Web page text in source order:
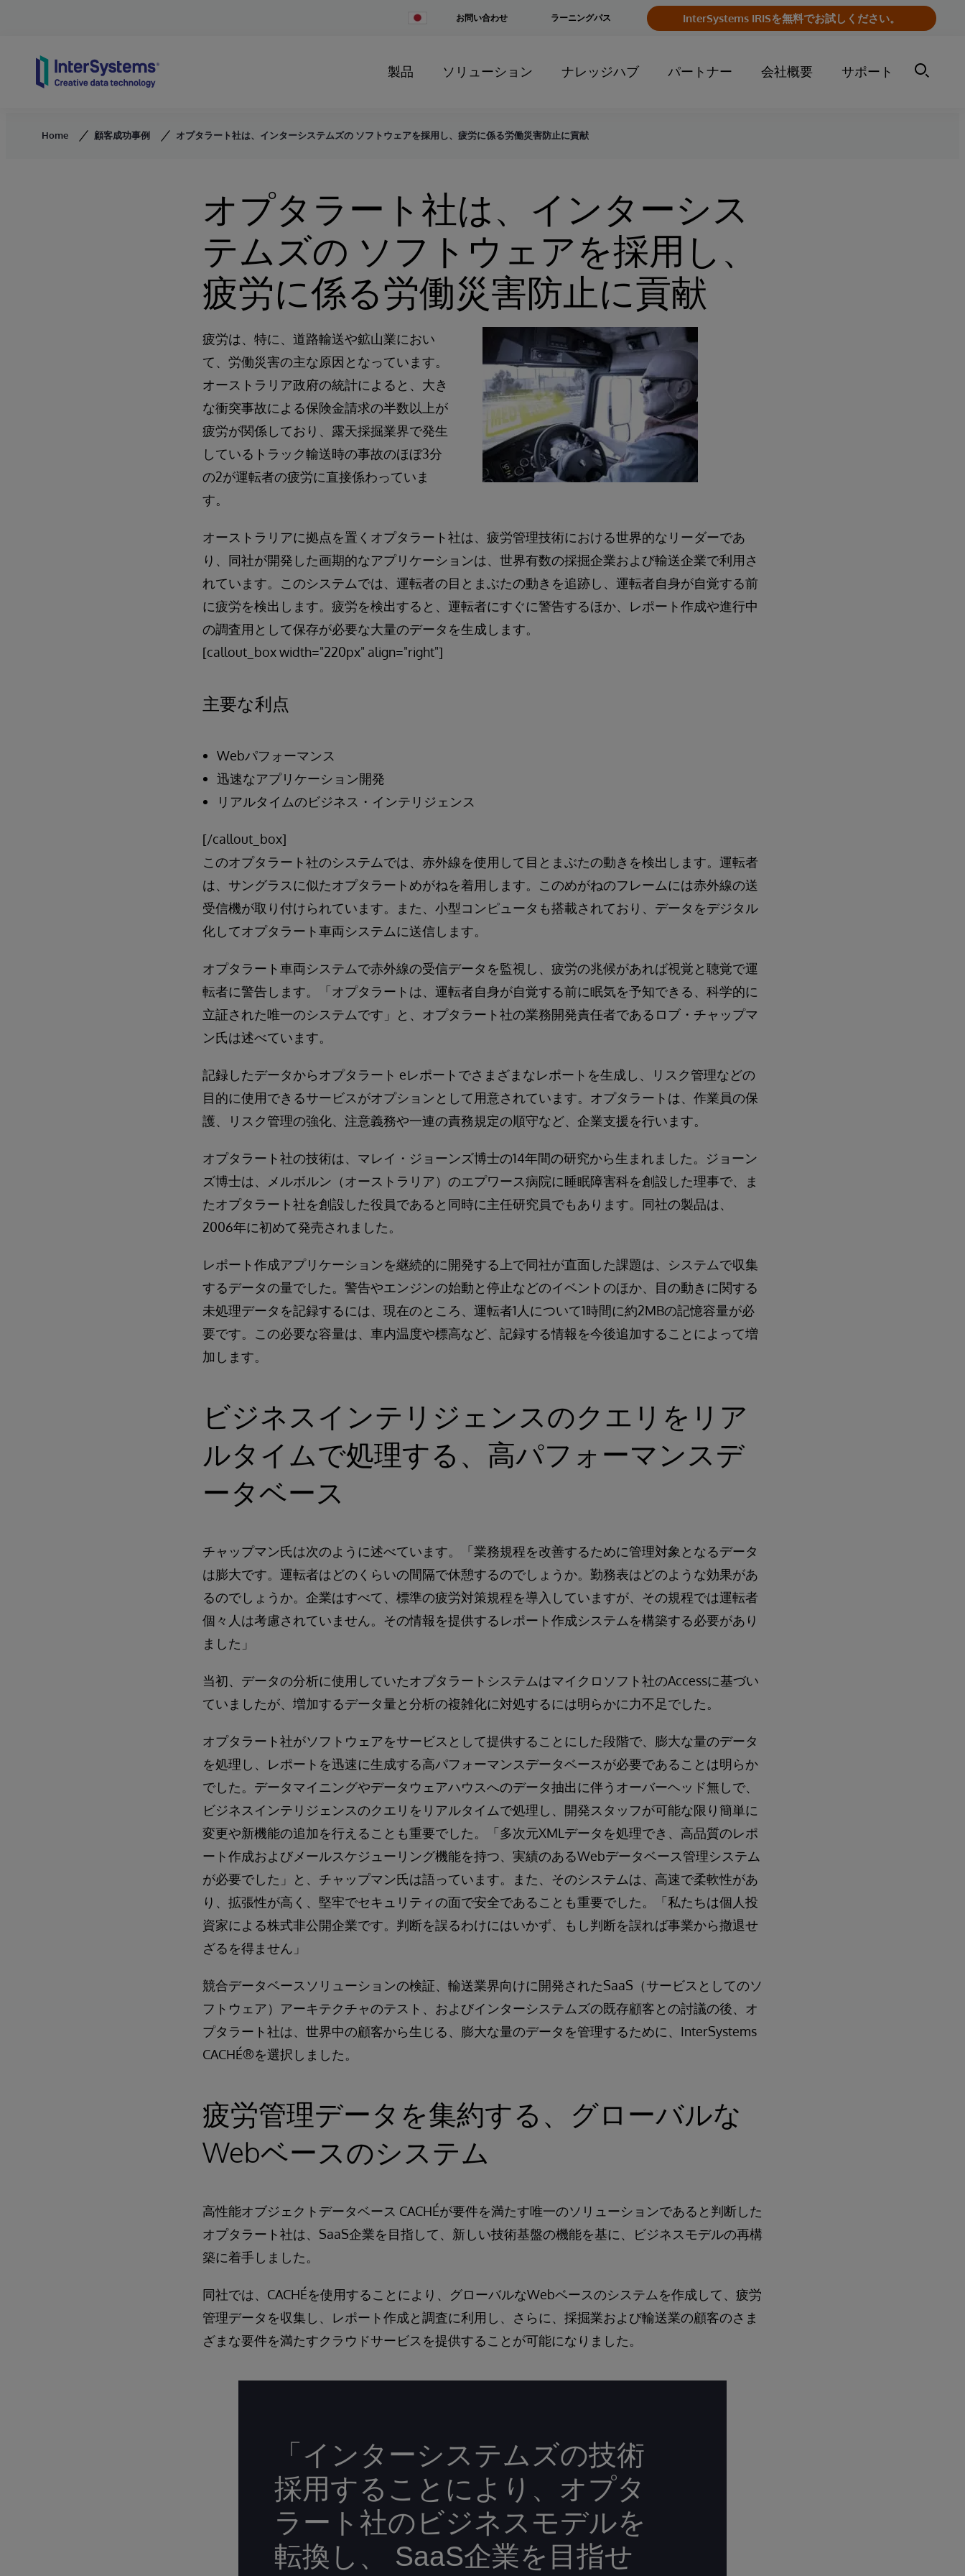
Change
お問い合わせ InterSystems IRISを無料でお試しください。
ラーニングパス
製品 ソリューション ナレッジハブ パートナー 会社概要 サポート
Home 顧客成功事例 オプタラート社は、インターシステムズの ソフトウェアを採用し、疲労に係る労働災害防止に貢献
オプタラート社は、インターシス
テムズの ソフトウェアを採用し、
疲労に係る労働災害防止に貢献
疲労は、特に、道路輸送や鉱山業におい
て、労働災害の主な原因となっています。
オーストラリア政府の統計によると、大き
な衝突事故による保険金請求の半数以上が
疲労が関係しており、露天採掘業界で発生
しているトラック輸送時の事故のほぼ3分
の2が運転者の疲労に直接係わっていま
す。
オーストラリアに拠点を置くオプタラート社は、疲労管理技術における世界的なリーダーであ
り、同社が開発した画期的なアプリケーションは、世界有数の採掘企業および輸送企業で利用さ
れています。このシステムでは、運転者の目とまぶたの動きを追跡し、運転者自身が自覚する前
に疲労を検出します。疲労を検出すると、運転者にすぐに警告するほか、レポート作成や進行中
の調査用として保存が必要な大量のデータを生成します。
[callout_box width="220px" align="right"]
主要な利点
Webパフォーマンス
迅速なアプリケーション開発
リアルタイムのビジネス・インテリジェンス
[/callout_box]
このオプタラート社のシステムでは、赤外線を使用して目とまぶたの動きを検出します。運転者
は、サングラスに似たオプタラートめがねを着用します。このめがねのフレームには赤外線の送
受信機が取り付けられています。また、小型コンピュータも搭載されており、データをデジタル
化してオプタラート車両システムに送信します。
オプタラート車両システムで赤外線の受信データを監視し、疲労の兆候があれば視覚と聴覚で運
転者に警告します。「オプタラートは、運転者自身が自覚する前に眠気を予知できる、科学的に
立証された唯一のシステムです」と、オプタラート社の業務開発責任者であるロブ・チャップマ
ン氏は述べています。
記録したデータからオプタラート eレポートでさまざまなレポートを生成し、リスク管理などの
目的に使用できるサービスがオプションとして用意されています。オプタラートは、作業員の保
護、リスク管理の強化、注意義務や一連の責務規定の順守など、企業支援を行います。
オプタラート社の技術は、マレイ・ジョーンズ博士の14年間の研究から生まれました。ジョーン
ズ博士は、メルボルン（オーストラリア）のエプワース病院に睡眠障害科を創設した理事で、ま
たオプタラート社を創設した役員であると同時に主任研究員でもあります。同社の製品は、
2006年に初めて発売されました。
レポート作成アプリケーションを継続的に開発する上で同社が直面した課題は、システムで収集
するデータの量でした。警告やエンジンの始動と停止などのイベントのほか、目の動きに関する
未処理データを記録するには、現在のところ、運転者1人について1時間に約2MBの記憶容量が必
要です。この必要な容量は、車内温度や標高など、記録する情報を今後追加することによって増
加します。
ビジネスインテリジェンスのクエリをリア
ルタイムで処理する、高パフォーマンスデ
ータベース
チャップマン氏は次のように述べています。「業務規程を改善するために管理対象となるデータ
は膨大です。運転者はどのくらいの間隔で休憩するのでしょうか。勤務表はどのような効果があ
るのでしょうか。企業はすべて、標準の疲労対策規程を導入していますが、その規程では運転者
個々人は考慮されていません。その情報を提供するレポート作成システムを構築する必要があり
ました」
当初、データの分析に使用していたオプタラートシステムはマイクロソフト社のAccessに基づい
ていましたが、増加するデータ量と分析の複雑化に対処するには明らかに力不足でした。
オプタラート社がソフトウェアをサービスとして提供することにした段階で、膨大な量のデータ
を処理し、レポートを迅速に生成する高パフォーマンスデータベースが必要であることは明らか
でした。データマイニングやデータウェアハウスへのデータ抽出に伴うオーバーヘッド無しで、
ビジネスインテリジェンスのクエリをリアルタイムで処理し、開発スタッフが可能な限り簡単に
変更や新機能の追加を行えることも重要でした。「多次元XMLデータを処理でき、高品質のレポ
ート作成およびメールスケジューリング機能を持つ、実績のあるWebデータベース管理システム
が必要でした」と、チャップマン氏は語っています。また、そのシステムは、高速で柔軟性があ
り、拡張性が高く、堅牢でセキュリティの面で安全であることも重要でした。「私たちは個人投
資家による株式非公開企業です。判断を誤るわけにはいかず、もし判断を誤れば事業から撤退せ
ざるを得ません」
競合データベースソリューションの検証、輸送業界向けに開発されたSaaS（サービスとしてのソ
フトウェア）アーキテクチャのテスト、およびインターシステムズの既存顧客との討議の後、オ
プタラート社は、世界中の顧客から生じる、膨大な量のデータを管理するために、InterSystems
CACHÉ®を選択しました。
疲労管理データを集約する、グローバルな
Webベースのシステム
高性能オブジェクトデータベース CACHÉが要件を満たす唯一のソリューションであると判断した
オプタラート社は、SaaS企業を目指して、新しい技術基盤の機能を基に、ビジネスモデルの再構
築に着手しました。
同社では、CACHÉを使用することにより、グローバルなWebベースのシステムを作成して、疲労
管理データを収集し、レポート作成と調査に利用し、さらに、採掘業および輸送業の顧客のさま
ざまな要件を満たすクラウドサービスを提供することが可能になりました。
「インターシステムズの技術
採用することにより、オプタ
ラート社のビジネスモデルを
転換し、 SaaS企業を目指せ